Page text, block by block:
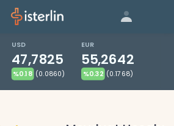
| Blog | Giriş
USD
47,7825
%0.18 (0.0860)
EUR
55,2642
%0.32 (0.1768)